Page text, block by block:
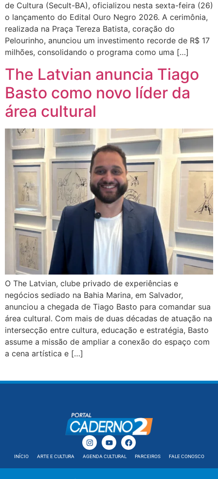
de Cultura (Secult-BA), oficializou nesta sexta-feira (26)
o lançamento do Edital Ouro Negro 2026. A cerimônia,
realizada na Praça Tereza Batista, coração do
Pelourinho, anunciou um investimento recorde de R$ 17
milhões, consolidando o programa como uma […]
The Latvian anuncia Tiago
Basto como novo líder da
área cultural
O The Latvian, clube privado de experiências e
negócios sediado na Bahia Marina, em Salvador,
anunciou a chegada de Tiago Basto para comandar sua
área cultural. Com mais de duas décadas de atuação na
intersecção entre cultura, educação e estratégia, Basto
assume a missão de ampliar a conexão do espaço com
a cena artística e […]
INÍCIO ARTE E CULTURA AGENDA CULTURAL PARCEIROS FALE CONOSCO